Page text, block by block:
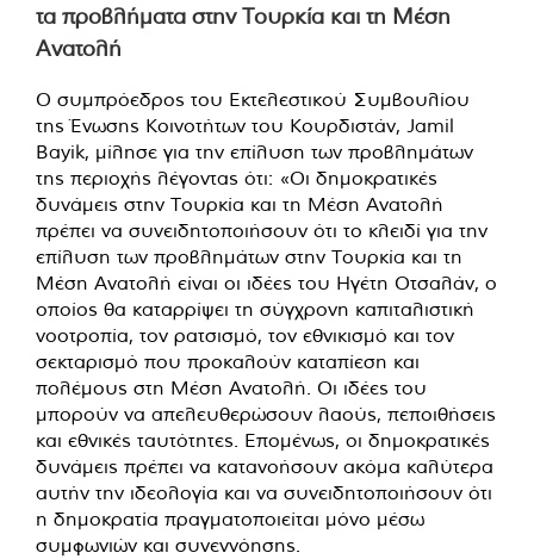
τα προβλήματα στην Τουρκία και τη Μέση
Ανατολή
Ο συμπρόεδρος του Εκτελεστικού Συμβουλίου
της Ένωσης Κοινοτήτων του Κουρδιστάν, Jamil
Bayik, μίλησε για την επίλυση των προβλημάτων
της περιοχής λέγοντας ότι: «Οι δημοκρατικές
δυνάμεις στην Τουρκία και τη Μέση Ανατολή
πρέπει να συνειδητοποιήσουν ότι το κλειδί για την
επίλυση των προβλημάτων στην Τουρκία και τη
Μέση Ανατολή είναι οι ιδέες του Ηγέτη Οτσαλάν, ο
οποίος θα καταρρίψει τη σύγχρονη καπιταλιστική
νοοτροπία, τον ρατσισμό, τον εθνικισμό και τον
σεκταρισμό που προκαλούν καταπίεση και
πολέμους στη Μέση Ανατολή. Οι ιδέες του
μπορούν να απελευθερώσουν λαούς, πεποιθήσεις
και εθνικές ταυτότητες. Επομένως, οι δημοκρατικές
δυνάμεις πρέπει να κατανοήσουν ακόμα καλύτερα
αυτήν την ιδεολογία και να συνειδητοποιήσουν ότι
η δημοκρατία πραγματοποιείται μόνο μέσω
συμφωνιών και συνεννόησης.